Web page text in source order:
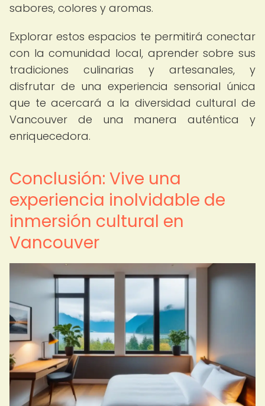
sabores, colores y aromas.
Explorar estos espacios te permitirá conectar
con la comunidad local, aprender sobre sus
tradiciones culinarias y artesanales, y
disfrutar de una experiencia sensorial única
que te acercará a la diversidad cultural de
Vancouver de una manera auténtica y
enriquecedora.
Conclusión: Vive una
experiencia inolvidable de
inmersión cultural en
Vancouver